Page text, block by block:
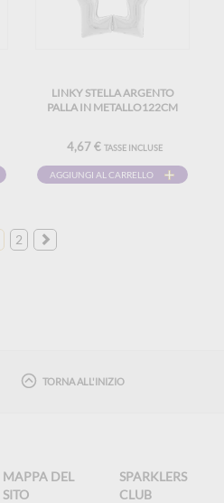
LINKY STELLA ARGENTO
PALLA IN METALLO122CM
4,67 € TASSE INCLUSE
AGGIUNGI AL CARRELLO
2
TORNA ALL'INIZIO
MAPPA DEL
SITO
SPARKLERS
CLUB